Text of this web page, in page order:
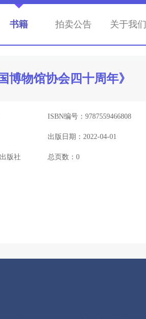
书籍 拍卖公告 关于我们
物馆协会四十周年》
ISBN编号： 9787559466808
出版日期： 2022-04-01
版社 总页数： 0